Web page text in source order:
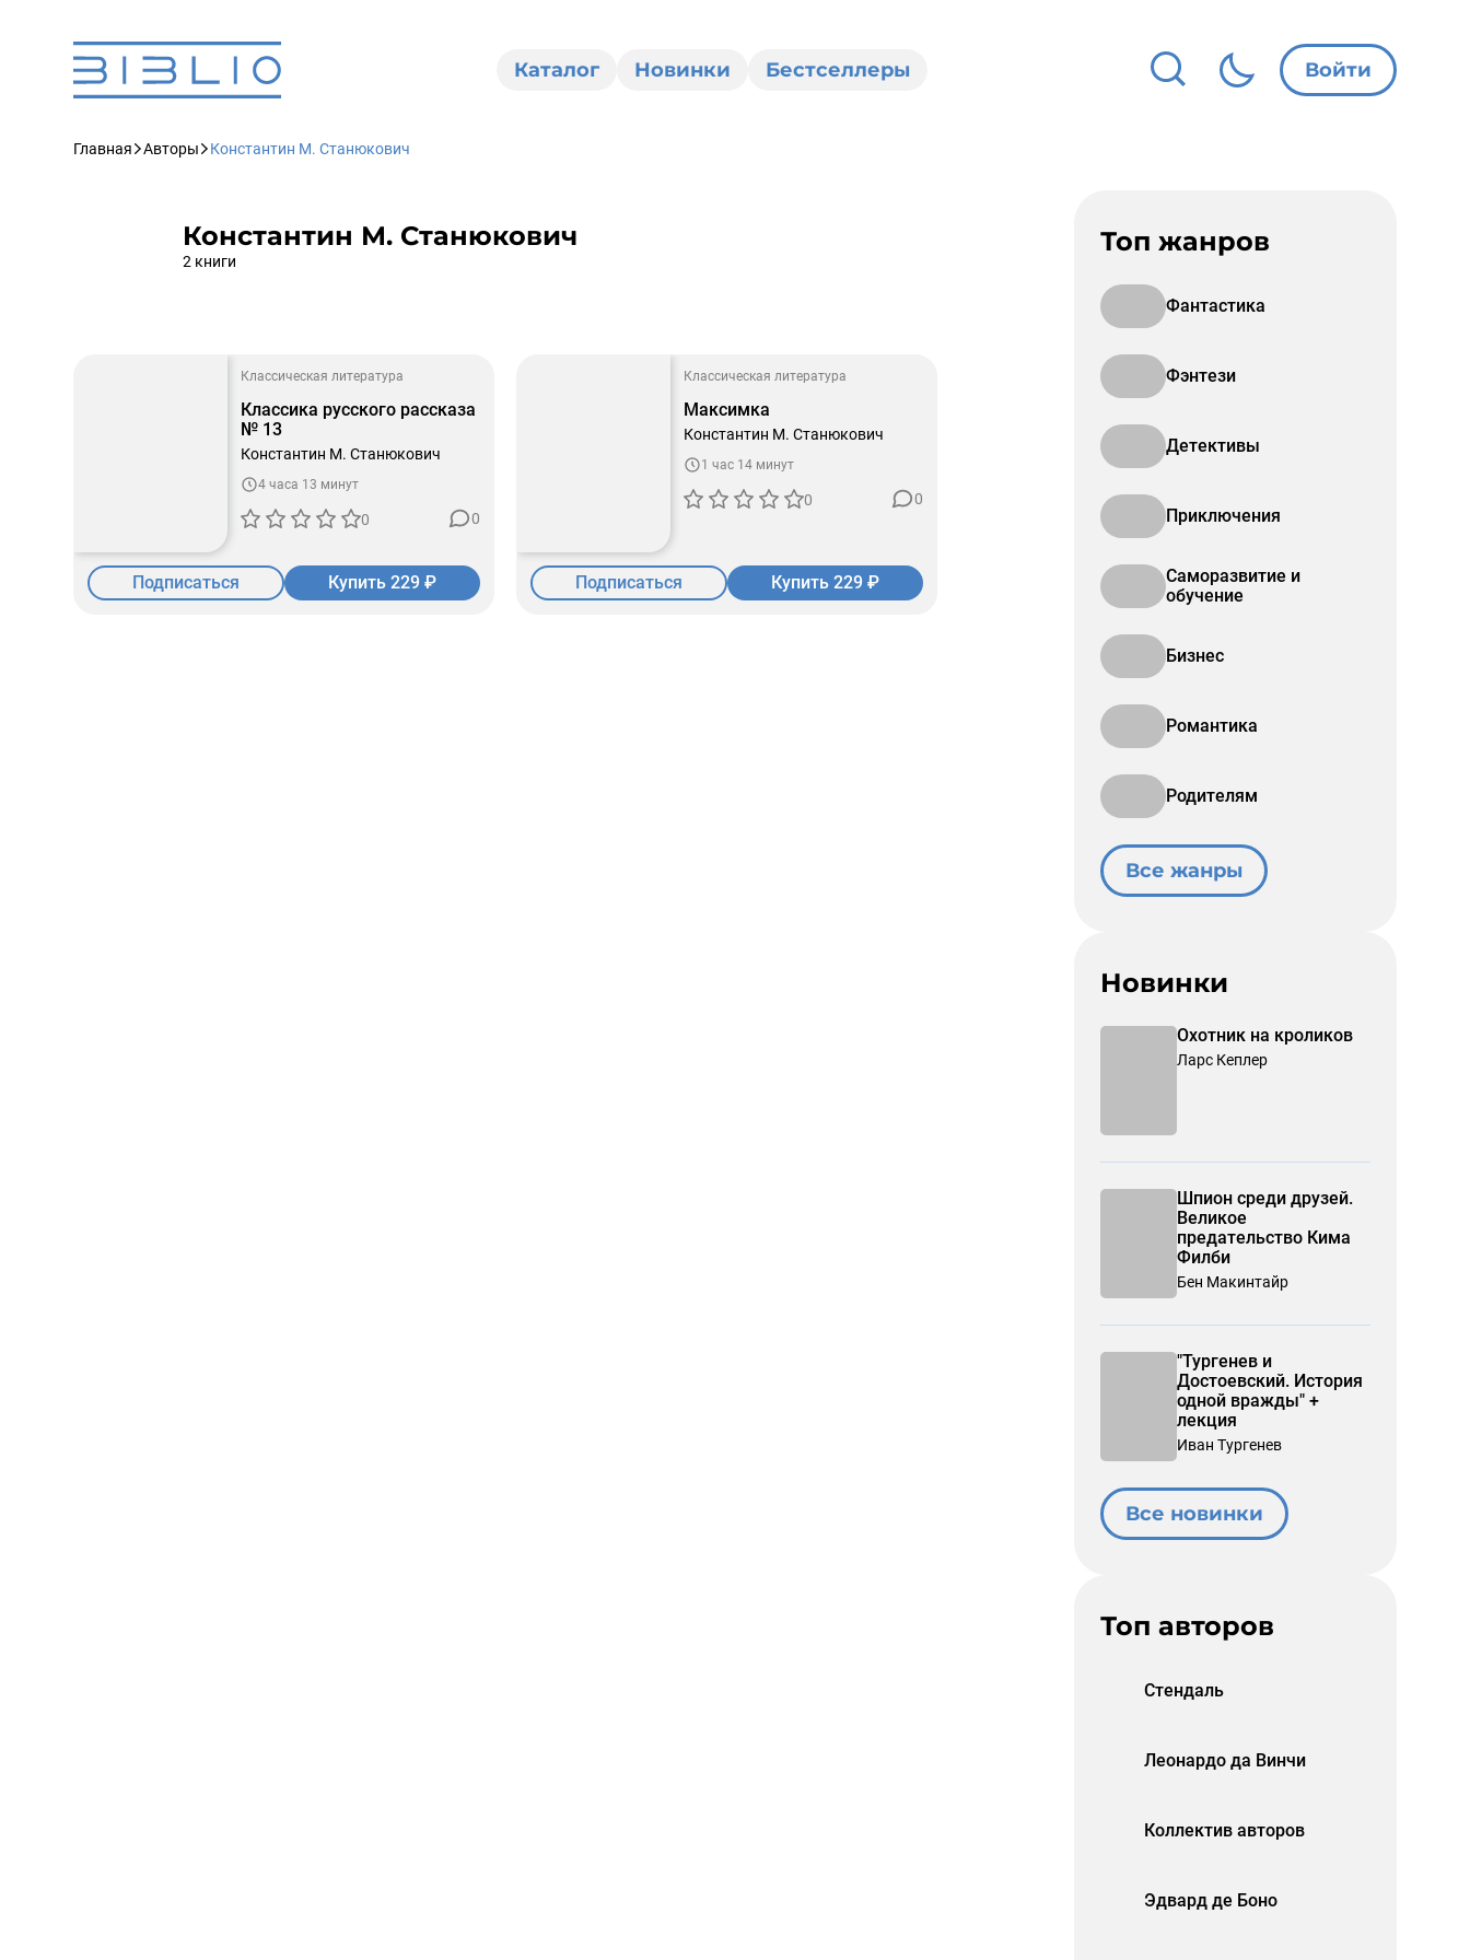
Каталог Новинки Бестселлеры Войти
Главная Авторы Константин М. Станюкович
Константин М. Станюкович
2 книги
Классическая литература
Классика русского рассказа
№ 13
Константин М. Станюкович
4 часа 13 минут
0 0
Подписаться Купить 229 ₽
Классическая литература
Максимка
Константин М. Станюкович
1 час 14 минут
0 0
Подписаться Купить 229 ₽
Топ жанров
Фантастика
Фэнтези
Детективы
Приключения
Саморазвитие и
обучение
Бизнес
Романтика
Родителям
Все жанры
Новинки
Охотник на кроликов
Ларс Кеплер
Шпион среди друзей.
Великое
предательство Кима
Филби
Бен Макинтайр
"Тургенев и
Достоевский. История
одной вражды" +
лекция
Иван Тургенев
Все новинки
Топ авторов
Стендаль
Леонардо да Винчи
Коллектив авторов
Эдвард де Боно